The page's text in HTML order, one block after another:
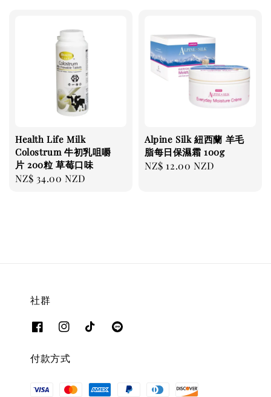
Health Life Milk
Colostrum 牛初乳咀嚼
片 200粒 草莓口味
Regular
NZ$ 34.00 NZD
Alpine Silk 紐西蘭 羊毛
脂每日保濕霜 100g
Regular
NZ$ 12.00 NZD
社群
付款方式